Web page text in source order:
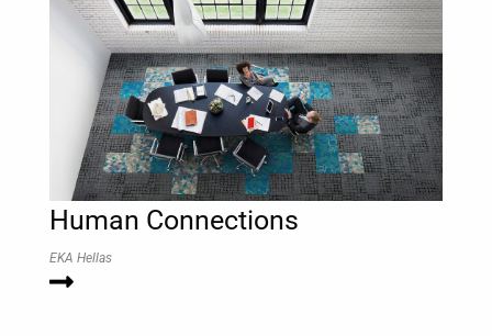
Human Connections
EKA Hellas